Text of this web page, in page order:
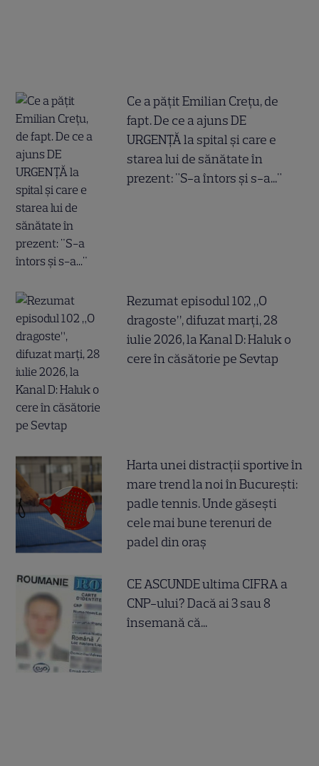
Ce a pățit Emilian Crețu, de
fapt. De ce a ajuns DE
URGENȚĂ la spital și care e
starea lui de sănătate în
prezent: "S-a întors și s-a..."
Rezumat episodul 102 „O
dragoste”, difuzat marți, 28
iulie 2026, la Kanal D: Haluk o
cere în căsătorie pe Sevtap
Harta unei distracții sportive în
mare trend la noi în București:
padle tennis. Unde găsești
cele mai bune terenuri de
padel din oraș
CE ASCUNDE ultima CIFRA a
CNP-ului? Dacă ai 3 sau 8
însemană că...